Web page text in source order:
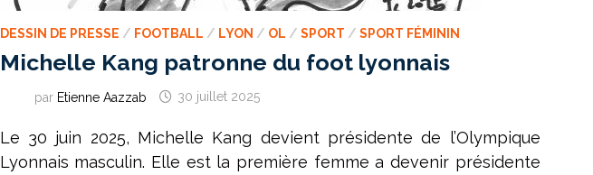
DESSIN DE PRESSE / FOOTBALL / LYON / OL / SPORT / SPORT FÉMININ
Michelle Kang patronne du foot lyonnais
par Etienne Aazzab 30 juillet 2025
Le 30 juin 2025, Michelle Kang devient présidente de l’Olympique
Lyonnais masculin. Elle est la première femme a devenir présidente